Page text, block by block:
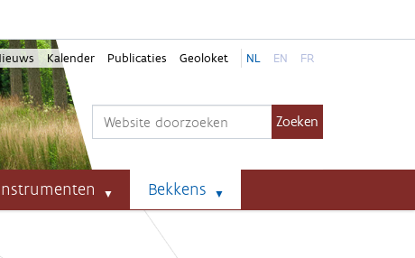
Kalender Publicaties Geoloket NL EN FR
Bekkens